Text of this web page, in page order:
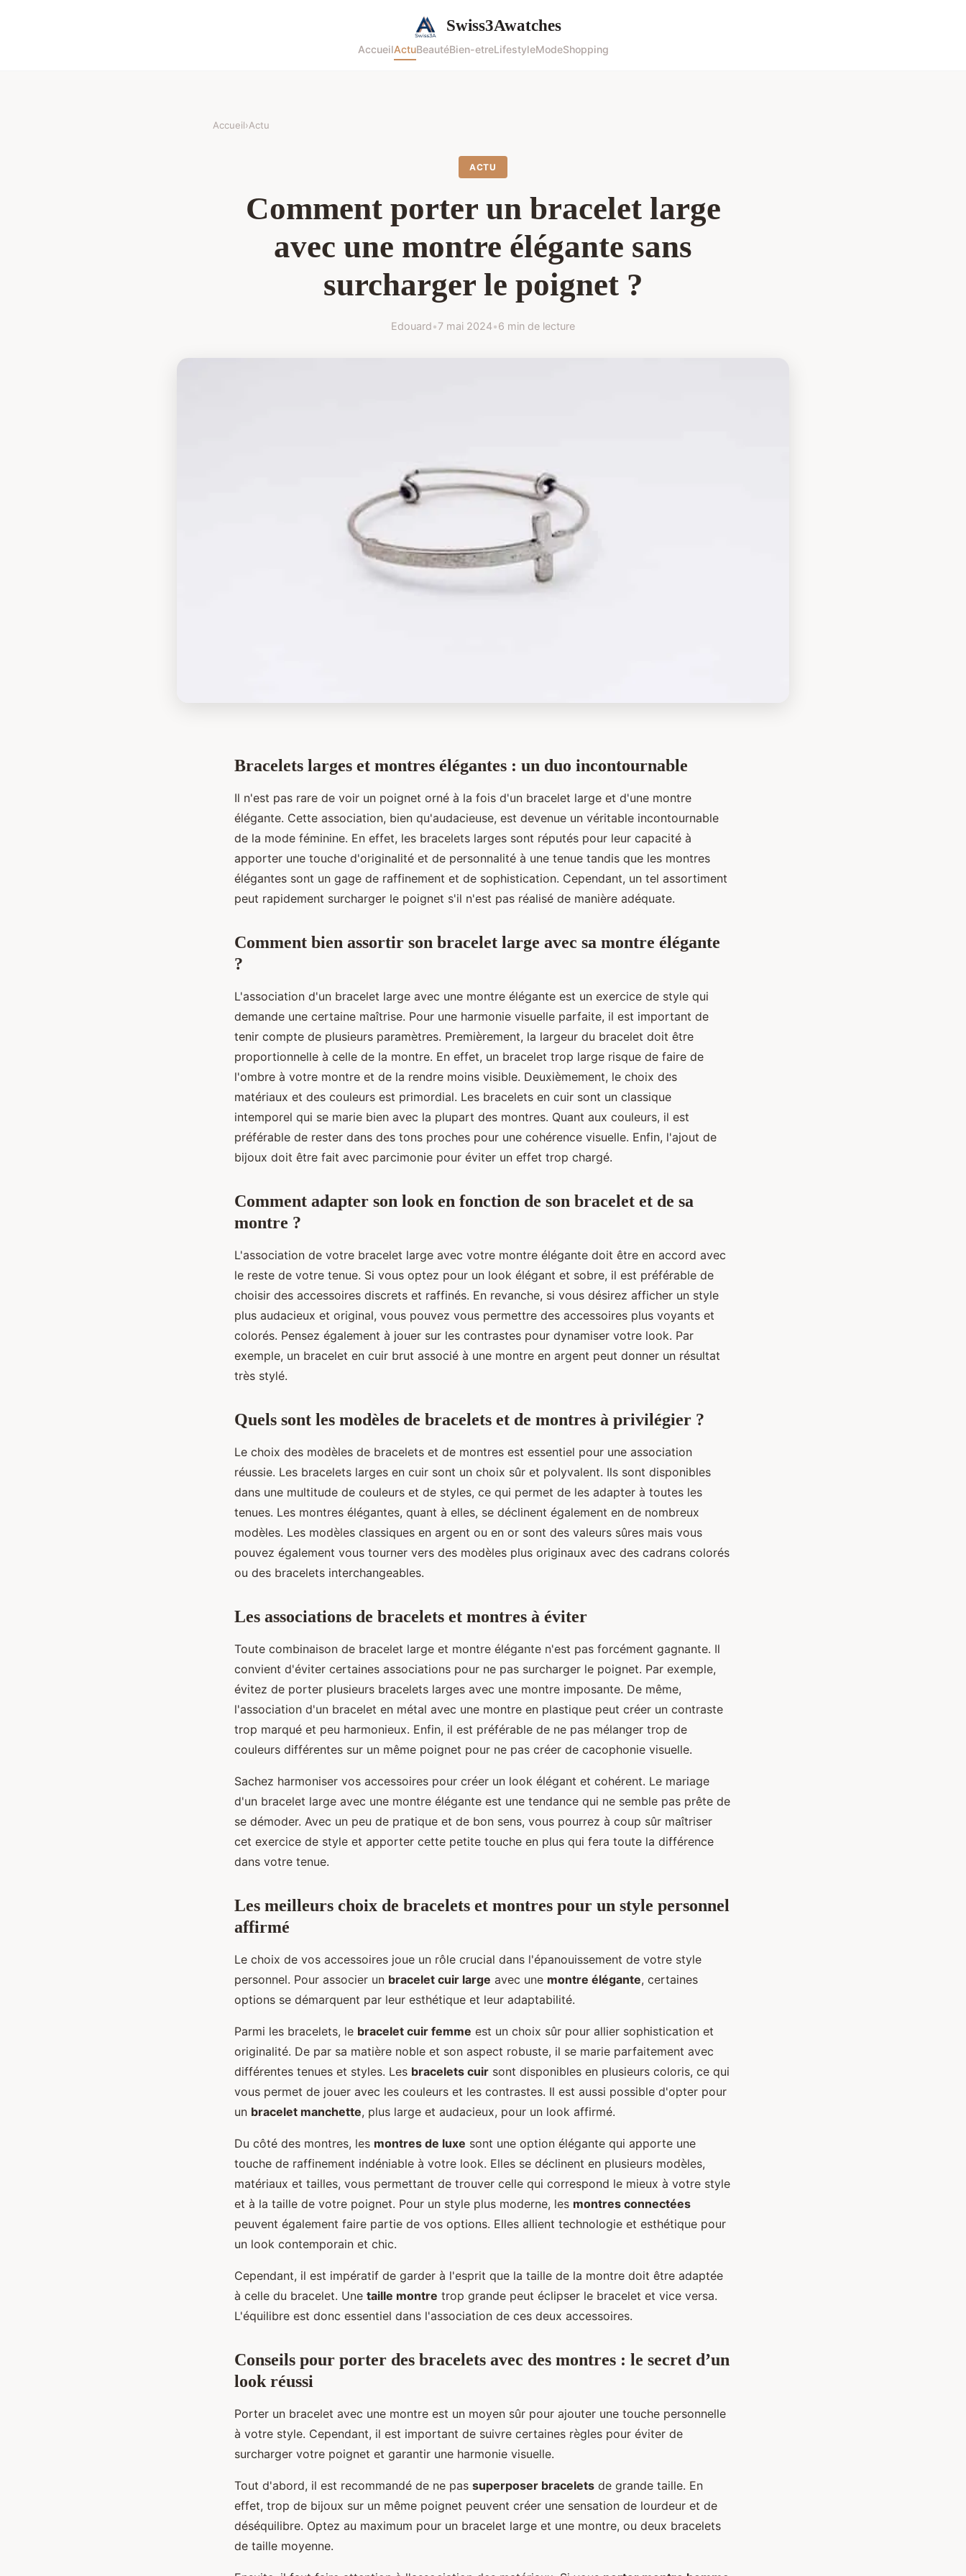
Swiss3Awatches
AccueilActuBeautéBien-etreLifestyleModeShopping
Accueil›Actu
ACTU
Comment porter un bracelet large
avec une montre élégante sans
surcharger le poignet ?
Edouard•7 mai 2024•6 min de lecture
Bracelets larges et montres élégantes : un duo incontournable
Il n'est pas rare de voir un poignet orné à la fois d'un bracelet large et d'une montre
élégante. Cette association, bien qu'audacieuse, est devenue un véritable incontournable
de la mode féminine. En effet, les bracelets larges sont réputés pour leur capacité à
apporter une touche d'originalité et de personnalité à une tenue tandis que les montres
élégantes sont un gage de raffinement et de sophistication. Cependant, un tel assortiment
peut rapidement surcharger le poignet s'il n'est pas réalisé de manière adéquate.
Comment bien assortir son bracelet large avec sa montre élégante
?
L'association d'un bracelet large avec une montre élégante est un exercice de style qui
demande une certaine maîtrise. Pour une harmonie visuelle parfaite, il est important de
tenir compte de plusieurs paramètres. Premièrement, la largeur du bracelet doit être
proportionnelle à celle de la montre. En effet, un bracelet trop large risque de faire de
l'ombre à votre montre et de la rendre moins visible. Deuxièmement, le choix des
matériaux et des couleurs est primordial. Les bracelets en cuir sont un classique
intemporel qui se marie bien avec la plupart des montres. Quant aux couleurs, il est
préférable de rester dans des tons proches pour une cohérence visuelle. Enfin, l'ajout de
bijoux doit être fait avec parcimonie pour éviter un effet trop chargé.
Comment adapter son look en fonction de son bracelet et de sa
montre ?
L'association de votre bracelet large avec votre montre élégante doit être en accord avec
le reste de votre tenue. Si vous optez pour un look élégant et sobre, il est préférable de
choisir des accessoires discrets et raffinés. En revanche, si vous désirez afficher un style
plus audacieux et original, vous pouvez vous permettre des accessoires plus voyants et
colorés. Pensez également à jouer sur les contrastes pour dynamiser votre look. Par
exemple, un bracelet en cuir brut associé à une montre en argent peut donner un résultat
très stylé.
Quels sont les modèles de bracelets et de montres à privilégier ?
Le choix des modèles de bracelets et de montres est essentiel pour une association
réussie. Les bracelets larges en cuir sont un choix sûr et polyvalent. Ils sont disponibles
dans une multitude de couleurs et de styles, ce qui permet de les adapter à toutes les
tenues. Les montres élégantes, quant à elles, se déclinent également en de nombreux
modèles. Les modèles classiques en argent ou en or sont des valeurs sûres mais vous
pouvez également vous tourner vers des modèles plus originaux avec des cadrans colorés
ou des bracelets interchangeables.
Les associations de bracelets et montres à éviter
Toute combinaison de bracelet large et montre élégante n'est pas forcément gagnante. Il
convient d'éviter certaines associations pour ne pas surcharger le poignet. Par exemple,
évitez de porter plusieurs bracelets larges avec une montre imposante. De même,
l'association d'un bracelet en métal avec une montre en plastique peut créer un contraste
trop marqué et peu harmonieux. Enfin, il est préférable de ne pas mélanger trop de
couleurs différentes sur un même poignet pour ne pas créer de cacophonie visuelle.
Sachez harmoniser vos accessoires pour créer un look élégant et cohérent. Le mariage
d'un bracelet large avec une montre élégante est une tendance qui ne semble pas prête de
se démoder. Avec un peu de pratique et de bon sens, vous pourrez à coup sûr maîtriser
cet exercice de style et apporter cette petite touche en plus qui fera toute la différence
dans votre tenue.
Les meilleurs choix de bracelets et montres pour un style personnel
affirmé
Le choix de vos accessoires joue un rôle crucial dans l'épanouissement de votre style
personnel. Pour associer un bracelet cuir large avec une montre élégante, certaines
options se démarquent par leur esthétique et leur adaptabilité.
Parmi les bracelets, le bracelet cuir femme est un choix sûr pour allier sophistication et
originalité. De par sa matière noble et son aspect robuste, il se marie parfaitement avec
différentes tenues et styles. Les bracelets cuir sont disponibles en plusieurs coloris, ce qui
vous permet de jouer avec les couleurs et les contrastes. Il est aussi possible d'opter pour
un bracelet manchette, plus large et audacieux, pour un look affirmé.
Du côté des montres, les montres de luxe sont une option élégante qui apporte une
touche de raffinement indéniable à votre look. Elles se déclinent en plusieurs modèles,
matériaux et tailles, vous permettant de trouver celle qui correspond le mieux à votre style
et à la taille de votre poignet. Pour un style plus moderne, les montres connectées
peuvent également faire partie de vos options. Elles allient technologie et esthétique pour
un look contemporain et chic.
Cependant, il est impératif de garder à l'esprit que la taille de la montre doit être adaptée
à celle du bracelet. Une taille montre trop grande peut éclipser le bracelet et vice versa.
L'équilibre est donc essentiel dans l'association de ces deux accessoires.
Conseils pour porter des bracelets avec des montres : le secret d’un
look réussi
Porter un bracelet avec une montre est un moyen sûr pour ajouter une touche personnelle
à votre style. Cependant, il est important de suivre certaines règles pour éviter de
surcharger votre poignet et garantir une harmonie visuelle.
Tout d'abord, il est recommandé de ne pas superposer bracelets de grande taille. En
effet, trop de bijoux sur un même poignet peuvent créer une sensation de lourdeur et de
déséquilibre. Optez au maximum pour un bracelet large et une montre, ou deux bracelets
de taille moyenne.